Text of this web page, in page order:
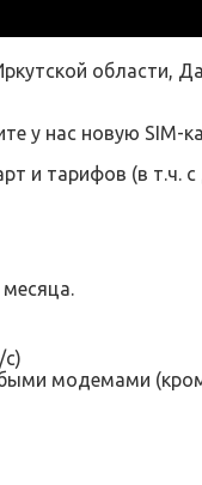
области,
у нас новую SIM-
и тарифов (в т.ч.
модемами